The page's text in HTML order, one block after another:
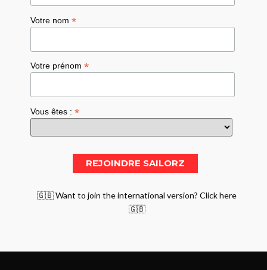
Votre nom*
Votre prénom*
Vous êtes :*
🇬🇧 Want to join the international version? Click here
🇬🇧